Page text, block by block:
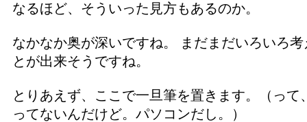
なるほど、そういった見方もあるのか。
なかなか奥が深いですね。 まだまだいろいろ
とが出来そうですね。
とりあえず、ここで一旦筆を置きます。（って
ってないんだけど。パソコンだし。）